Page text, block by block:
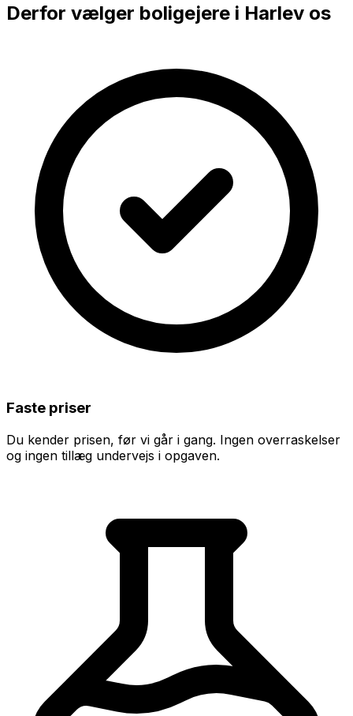
Derfor vælger boligejere i Harlev os
Faste priser
Du kender prisen, før vi går i gang. Ingen overraskelser
og ingen tillæg undervejs i opgaven.